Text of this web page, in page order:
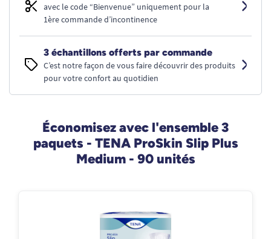
avec le code “Bienvenue” uniquement pour la
1ère commande d’incontinence
3 échantillons offerts par commande
C’est notre façon de vous faire découvrir des produits
pour votre confort au quotidien
Économisez avec l'ensemble 3
paquets - TENA ProSkin Slip Plus
Medium - 90 unités